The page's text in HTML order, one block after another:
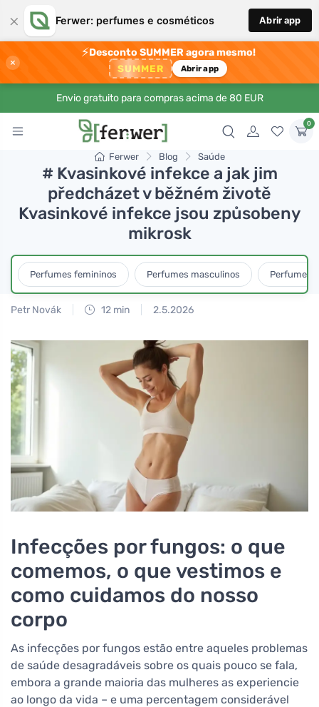
× Ferwer: perfumes e cosméticos Abrir app
×
⚡Desconto SUMMER agora mesmo!
SUMMER Abrir app
Envio gratuito para compras acima de 80 EUR
0
Ferwer Blog Saúde
# Kvasinkové infekce a jak jim
předcházet v běžném životě
Kvasinkové infekce jsou způsobeny
mikrosk
Perfumes femininos Perfumes masculinos Perfumes
Petr Novák 12 min 2.5.2026
Infecções por fungos: o que
comemos, o que vestimos e
como cuidamos do nosso
corpo
As infecções por fungos estão entre aqueles problemas
de saúde desagradáveis sobre os quais pouco se fala,
embora a grande maioria das mulheres as experiencie
ao longo da vida – e uma percentagem considerável